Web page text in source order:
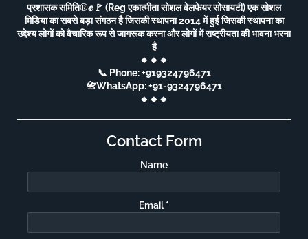
प्रशासक समिति®️✊🚩 (Reg एकात्मीता सोशल वेलफेयर सोसायटी) एक सोशल
मिडिया का सबसे बड़ा संगठन है जिसकी स्थापना 2014 में हुई जिसकी स्थापना का
उद्देश्य लोगों को वैचारिक रूप से जागरूक करना और लोगों में राष्ट्रीयता की भावना भरना
है
🔸🔸🔸
📞 Phone: +919324796471
📇WhatsApp: +91-9324796471
🔸🔸🔸
Contact Form
Name
Email *